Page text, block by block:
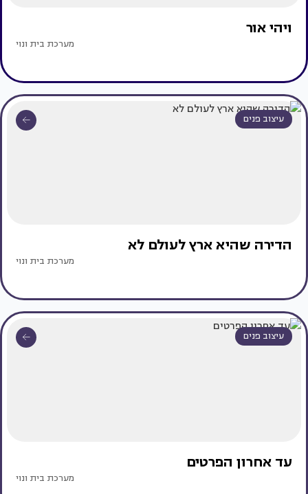
ויהי אור
מערכת בית ונוי
עיצוב פנים
הדירה שהיא ארץ לעולם לא
מערכת בית ונוי
עיצוב פנים
עד אחרון הפרטים
מערכת בית ונוי